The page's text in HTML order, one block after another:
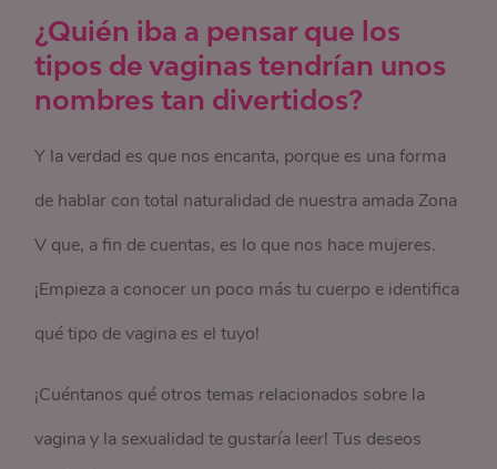
¿Quién iba a pensar que los
tipos de vaginas tendrían unos
nombres tan divertidos?
Y la verdad es que nos encanta, porque es una forma
de hablar con total naturalidad de nuestra amada Zona
V que, a fin de cuentas, es lo que nos hace mujeres.
¡Empieza a conocer un poco más tu cuerpo e identifica
qué tipo de vagina es el tuyo!
¡Cuéntanos qué otros temas relacionados sobre la
vagina y la sexualidad te gustaría leer! Tus deseos